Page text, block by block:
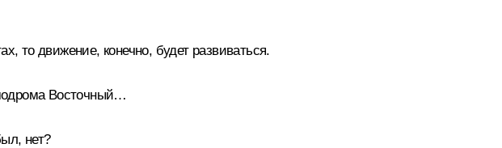
то движение, конечно, будет развиваться.
Восточный…
нет?